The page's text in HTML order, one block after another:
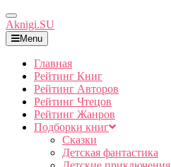
Toggle
Navigation
Aknigi.SU
Menu
Главная
Рейтинг Книг
Рейтинг Авторов
Рейтинг Чтецов
Рейтинг Жанров
Подборки книг
Сказки
Детская фантастика